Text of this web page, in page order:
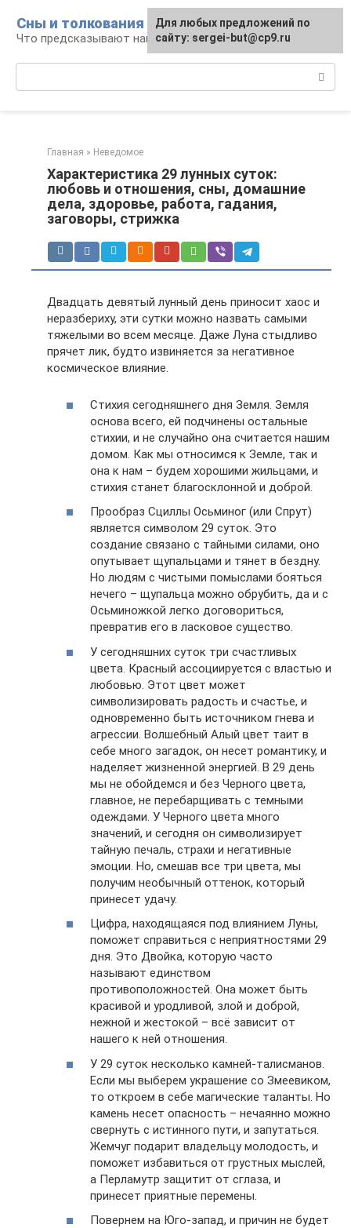
контенту
Сны и толкования
Что предсказывают нам наши сны
Главная » Неведомое
Характеристика 29 лунных суток:
любовь и отношения, сны, домашние
дела, здоровье, работа, гадания,
заговоры, стрижка
Двадцать девятый лунный день приносит хаос и
неразбериху, эти сутки можно назвать самыми
тяжелыми во всем месяце. Даже Луна стыдливо
прячет лик, будто извиняется за негативное
космическое влияние.
Стихия сегодняшнего дня Земля. Земля
основа всего, ей подчинены остальные
стихии, и не случайно она считается нашим
домом. Как мы относимся к Земле, так и
она к нам – будем хорошими жильцами, и
стихия станет благосклонной и доброй.
Прообраз Сциллы Осьминог (или Спрут)
является символом 29 суток. Это
создание связано с тайными силами, оно
опутывает щупальцами и тянет в бездну.
Но людям с чистыми помыслами бояться
нечего – щупальца можно обрубить, да и с
Осьминожкой легко договориться,
превратив его в ласковое существо.
У сегодняшних суток три счастливых
цвета. Красный ассоциируется с властью и
любовью. Этот цвет может
символизировать радость и счастье, и
одновременно быть источником гнева и
агрессии. Волшебный Алый цвет таит в
себе много загадок, он несет романтику, и
наделяет жизненной энергией. В 29 день
мы не обойдемся и без Черного цвета,
главное, не перебарщивать с темными
одеждами. У Черного цвета много
значений, и сегодня он символизирует
тайную печаль, страхи и негативные
эмоции. Но, смешав все три цвета, мы
получим необычный оттенок, который
принесет удачу.
Цифра, находящаяся под влиянием Луны,
поможет справиться с неприятностями 29
дня. Это Двойка, которую часто
называют единством
противоположностей. Она может быть
красивой и уродливой, злой и доброй,
нежной и жестокой – всё зависит от
нашего к ней отношения.
У 29 суток несколько камней-талисманов.
Если мы выберем украшение со Змеевиком,
то откроем в себе магические таланты. Но
камень несет опасность – нечаянно можно
свернуть с истинного пути, и запутаться.
Жемчуг подарит владельцу молодость, и
поможет избавиться от грустных мыслей,
а Перламутр защитит от сглаза, и
принесет приятные перемены.
Повернем на Юго-запад, и причин не будет
Для любых предложений по
сайту: sergei-but@cp9.ru